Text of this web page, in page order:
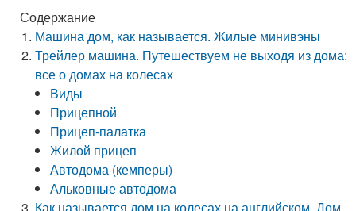
Содержание
Машина дом, как называется. Жилые минивэны
Трейлер машина. Путешествуем не выходя из дома:
все о домах на колесах
Виды
Прицепной
Прицеп-палатка
Жилой прицеп
Автодома (кемперы)
Альковные автодома